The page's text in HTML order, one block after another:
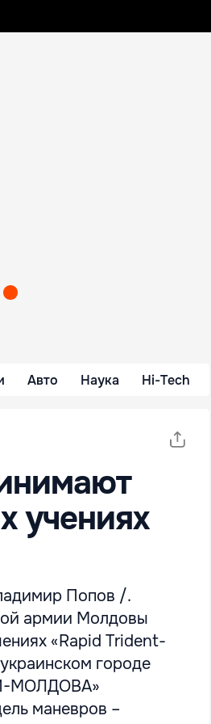
Авто Наука Hi-Tech
учениях
Попов /.
армии Молдовы
«Rapid Trident-
городе
МОЛДОВА»
маневров –